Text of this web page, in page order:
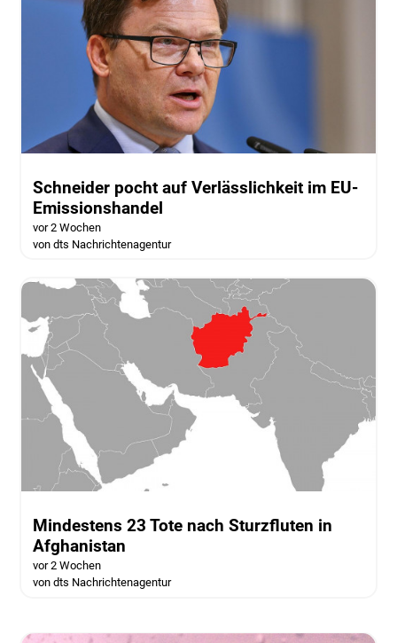
Schneider pocht auf Verlässlichkeit im EU-
Emissionshandel
vor 2 Wochen
von dts Nachrichtenagentur
Mindestens 23 Tote nach Sturzfluten in
Afghanistan
vor 2 Wochen
von dts Nachrichtenagentur